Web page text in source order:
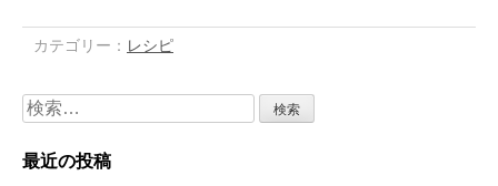
カテゴリー： レシピ
検
最近の投稿